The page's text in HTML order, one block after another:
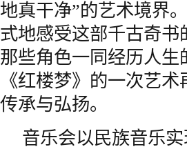
地真干净”的艺术境界
式地感受这部千古奇
那些角色一同经历人
《红楼梦》的一次艺
传承与弘扬。
音乐会以民族音乐